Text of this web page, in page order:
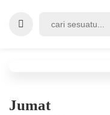
Jumat